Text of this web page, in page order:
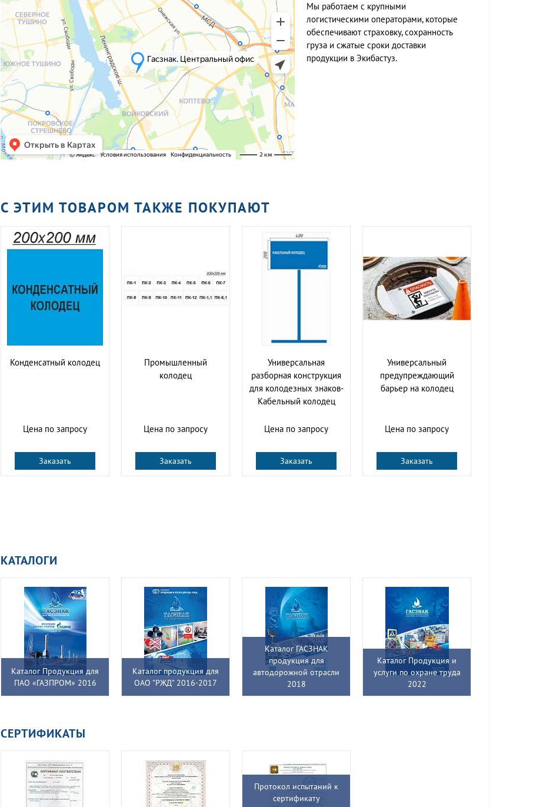
Мы работаем c крупными
логистическими операторами, которые
обеспечивают страховку, сохранность
груза и сжатые сроки доставки
продукции в Экибастуз.
С ЭТИМ ТОВАРОМ ТАКЖЕ ПОКУПАЮТ
Конденсатный колодец
Цена по запросу
Заказать
Промышленный
колодец
Цена по запросу
Заказать
Универсальная
разборная конструкция
для колодезных знаков-
Кабельный колодец
Цена по запросу
Заказать
Универсальный
предупреждающий
барьер на колодец
Цена по запросу
Заказать
КАТАЛОГИ
Каталог Продукция для
ПАО «ГАЗПРОМ» 2016
Каталог продукция для
ОАО "РЖД" 2016-2017
Каталог ГАСЗНАК
продукция для
автодорожной отрасли
2018
Каталог Продукция и
услуги по охране труда
2022
СЕРТИФИКАТЫ
Протокол испытаний к
сертификату